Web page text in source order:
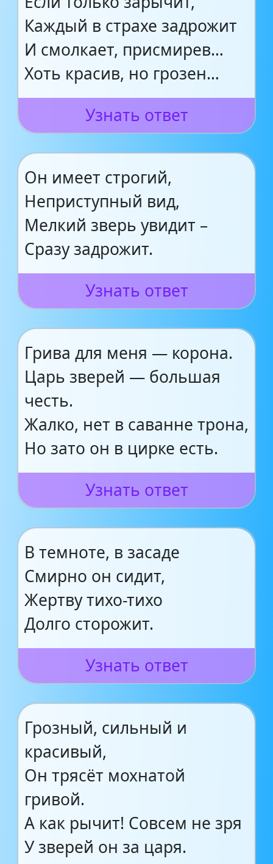
Каждый в страхе задрожит
И смолкает, присмирев…
Хоть красив, но грозен…
Узнать ответ
Он имеет строгий,
Неприступный вид,
Мелкий зверь увидит –
Сразу задрожит.
Узнать ответ
Грива для меня — корона.
Царь зверей — большая
честь.
Жалко, нет в саванне трона,
Но зато он в цирке есть.
Узнать ответ
В темноте, в засаде
Смирно он сидит,
Жертву тихо-тихо
Долго сторожит.
Узнать ответ
Грозный, сильный и
красивый,
Он трясёт мохнатой
гривой.
А как рычит! Совсем не зря
У зверей он за царя.